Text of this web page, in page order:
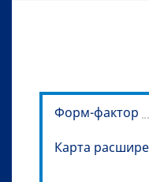
Форм-фактор
Карта